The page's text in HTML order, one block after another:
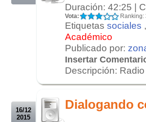
Duración: 42:25 |
Vota: Ranking:
Etiquetas sociales ,
Académico
Publicado por:
Insertar
Descripción:
16/12
2015
Dialogando